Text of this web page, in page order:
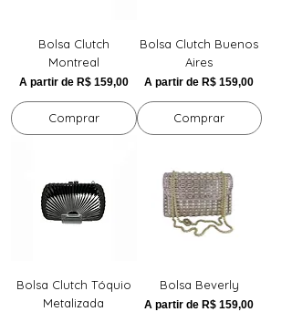
Bolsa Clutch
Montreal
A partir de R$ 159,00
Preço promocional
Comprar
Bolsa Clutch Buenos
Aires
A partir de R$ 159,00
Preço promocional
Comprar
Bolsa Clutch Tóquio
Metalizada
Bolsa Beverly
A partir deR$ 159,00
Preço promocional